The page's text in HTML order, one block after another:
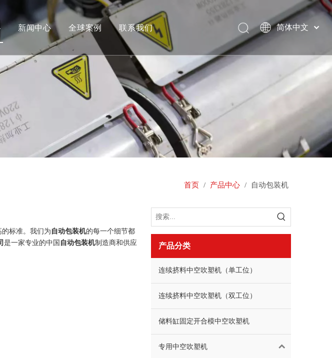
料缸固定开合模中空吹塑机 专用中空吹塑机
新闻中心 全球案例 联系我们
简体中文
Pусский
首页 / 产品中心 / 自动包装机
标准。我们为自动包装机的每一个细节都
是一家专业的中国 自动包装机制造商和供应
产品分类
连续挤料中空吹塑机（单工位）
连续挤料中空吹塑机（双工位）
储料缸固定开合模中空吹塑机
专用中空吹塑机